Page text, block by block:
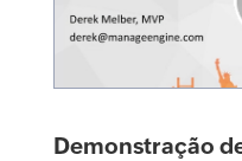
Demonstração